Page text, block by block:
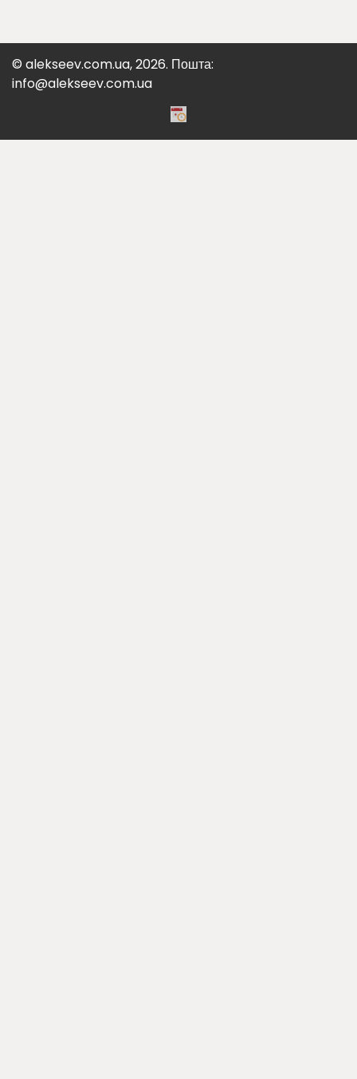
© alekseev.com.ua, 2026. Пошта:
info@alekseev.com.ua